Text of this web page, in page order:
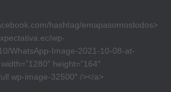
hashtag/emapasomostodos>
wp-
WhatsApp-Image-2021-10-08-at-
height=”164″
wp-image-32500″ /></a>